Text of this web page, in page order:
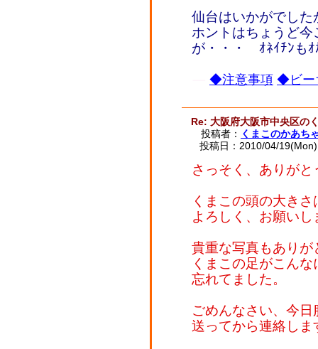
仙台はいかがでし
ホントはちょうど
が・・・ ｵﾈｲﾁﾝもｵ
◆注意事項 ◆ビー
Re: 大阪府大阪市中央区の
投稿者： くまこのかあち
投稿日：2010/04/
さっそく、ありが
くまこの頭の大き
よろしく、お願いし
貴重な写真もあり
くまこの足がこん
忘れてました。
ごめんなさい、今
送ってから連絡しま